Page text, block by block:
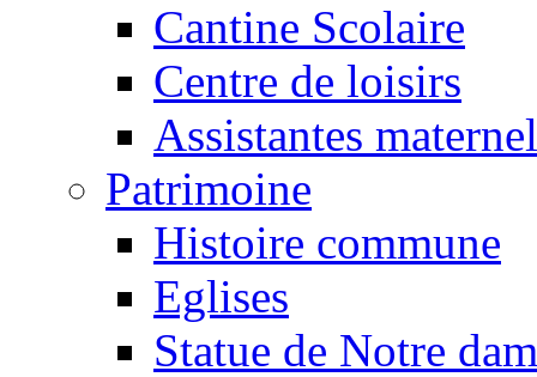
Cantine Scolaire
Centre de loisirs
Assistantes
Patrimoine
Histoire commune
Eglises
Statue de Notre